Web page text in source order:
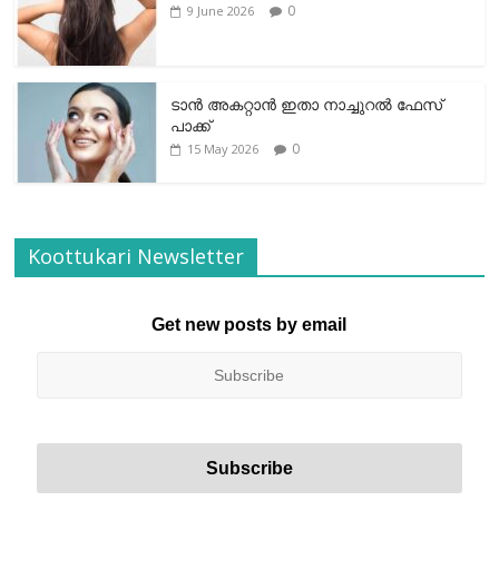
9 June 2026 0
ടാന്‍ അകറ്റാന്‍ ഇതാ നാച്ചുറല്‍ ഫേസ്
പാക്ക്
15 May 2026 0
Koottukari Newsletter
Get new posts by email